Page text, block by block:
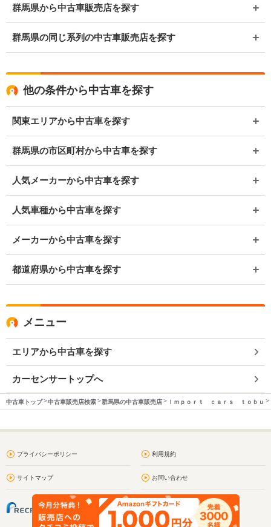
群馬県から中古車販売店を探す
群馬県の同じ系列の中古車販売店を探す
他の条件から中古車を探す
関東エリアから中古車を探す
群馬県の市区町村から中古車を探す
人気メーカーから中古車を探す
人気車種から中古車を探す
メーカーから中古車を探す
都道府県から中古車を探す
メニュー
エリアから中古車を探す
カーセンサートップへ
中古車トップ 中古車販売店検索 群馬県の中古車販売店 Ｉｍｐｏｒｔ ｃａｒｓ ｔｏｂｕ
プライバシーポリシー 利用規約
サイトマップ お問い合わせ